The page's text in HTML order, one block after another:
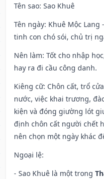
Tên sao: Sao Khuê
Tên ngày: Khuê Mộc Lang
tinh con chó sói, chủ trị
Nên làm: Tốt cho nhập
hay ra đi cầu công danh.
Kiêng cữ: Chôn cất, trổ
nước, việc khai trương,
kiện và đóng giường lót
định chôn cất người chết
nên chọn một ngày khác
Ngoại lệ:
- Sao Khuê là một trong